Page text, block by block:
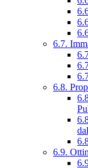
6.7.
6.8.
6.9.